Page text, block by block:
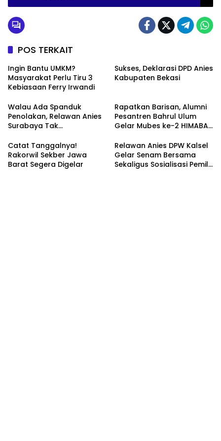
POS TERKAIT
Ingin Bantu UMKM?
Masyarakat Perlu Tiru 3
Kebiasaan Ferry Irwandi
Sukses, Deklarasi DPD Anies
Kabupaten Bekasi
Walau Ada Spanduk
Penolakan, Relawan Anies
Surabaya Tak
Rapatkan Barisan, Alumni
Pesantren Bahrul Ulum
Gelar Mubes ke-2 HIMABAS
Semarang
Catat Tanggalnya!
Rakorwil Sekber Jawa
Barat Segera Digelar
Relawan Anies DPW Kalsel
Gelar Senam Bersama
Sekaligus Sosialisasi Pemilu